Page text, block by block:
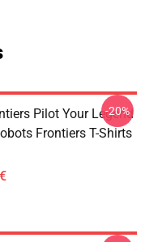
Pilot Your Legend
Frontiers T-Shirts
-20%